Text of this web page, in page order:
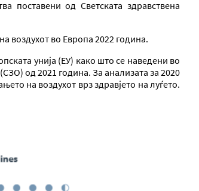
поставени од Светската здравствена
воздухот во Европа 2022 година.
унија (ЕУ) како што се наведени во
од 2021 година. За анализата за 2020
на воздухот врз здравјето на луѓето.